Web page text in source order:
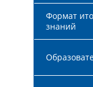
Формат
знаний